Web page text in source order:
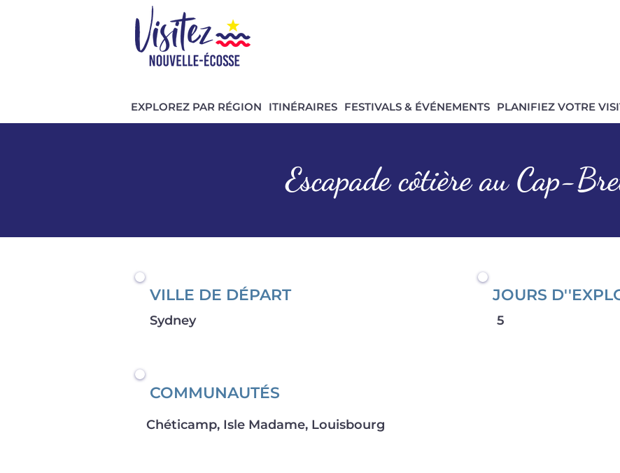
EXPLOREZ PAR RÉGION ITINÉRAIRES FESTIVALS & ÉVÉNEMENTS PLANIFIEZ VOTRE
Escapade côtière au Cap-
VILLE DE DÉPART
Sydney
JOURS
5
COMMUNAUTÉS
Chéticamp, Isle Madame, Louisbourg